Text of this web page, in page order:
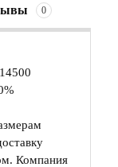
0
Компания